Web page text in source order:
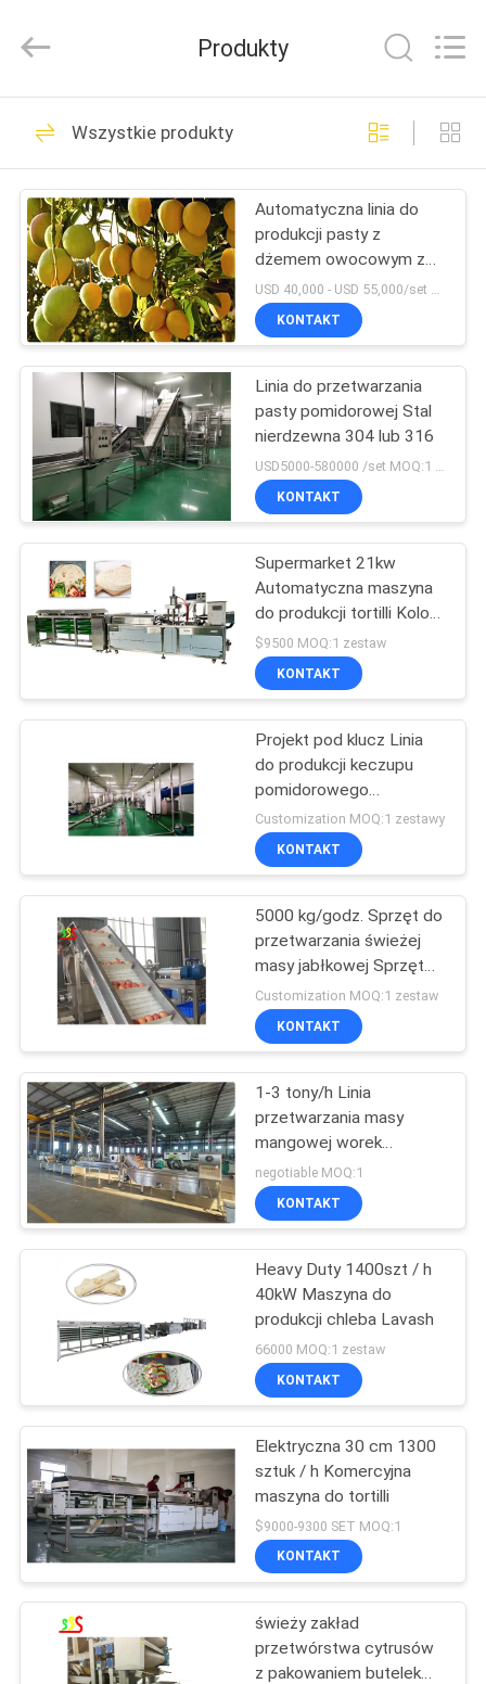
DOMU
PRODUKTY
FILMY
NAS
WYCIECZKA
PO
FABRYCE
KONTROLA
JAKOŚCI
SKONTAKTUJ
NAMI
POPROŚ
O
WYCENĘ
PRIVACY
POLICY
Technology
Rights
Linia do produkcji
tortilli
470
Linia do
przetwarzania
owoców
82
Linia do produkcji
przecierów
owocowych
26
Rybie sos chili
13
Linia do
przetwarzania sosu
do dżemu
45
Linia do produkcji
soków owocowych
38
Linia do
przetwarzania
warzyw owocowych
Produkty
Wszystkie produkty
Automatyczna linia do
produkcji pasty z
dżemem owocowym z
mango
USD 40,000 - USD 55,000/set MOQ:1 zestaw
KONTAKT
Linia do przetwarzania
pasty pomidorowej Stal
nierdzewna 304 lub 316
KONTAKT
Supermarket 21kw
Automatyczna maszyna
do produkcji tortilli Kolor
srebrny
$9500 MOQ:1 zestaw
KONTAKT
Projekt pod klucz Linia
do produkcji keczupu
pomidorowego
Dostosowana moc
Customization MOQ:1 zestawy
KONTAKT
5000 kg/godz. Sprzęt do
przetwarzania świeżej
masy jabłkowej Sprzęt
produkcyjny 50 Hz
Customization MOQ:1 zestaw
KONTAKT
1-3 tony/h Linia
przetwarzania masy
mangowej worek
aseptyczny butelka
maszyny przetwarzania
masy mangowej
negotiable MOQ:1
KONTAKT
Heavy Duty 1400szt / h
40kW Maszyna do
produkcji chleba Lavash
66000 MOQ:1 zestaw
KONTAKT
Elektryczna 30 cm 1300
sztuk / h Komercyjna
maszyna do tortilli
$9000-9300 SET MOQ:1
KONTAKT
świeży zakład
przetwórstwa cytrusów
z pakowaniem butelek